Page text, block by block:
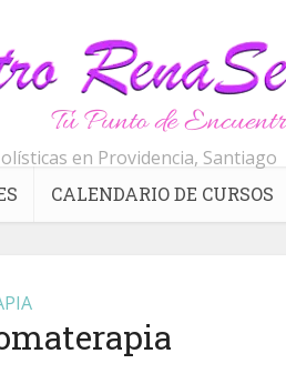
en Providencia, Santiago
CALENDARIO DE CURSOS